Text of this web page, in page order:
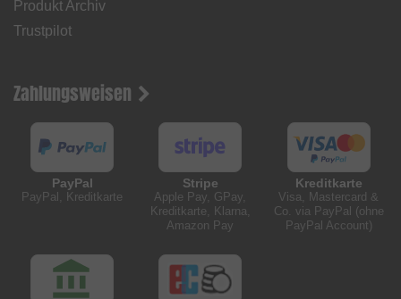
Produkt Archiv
Trustpilot
Zahlungsweisen
PayPal
PayPal, Kreditkarte
Stripe
Apple Pay, GPay,
Kreditkarte, Klarna,
Amazon Pay
Kreditkarte
Visa, Mastercard &
Co. via PayPal (ohne
PayPal Account)